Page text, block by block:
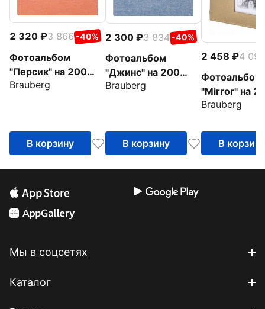
2 320 3 866 -40%
Фотоальбом
"Персик" на 200
фото, персиковый
Brauberg
В корзину
2 300 3 834 -40%
Фотоальбом
"Джинс" на 200
фото, ткань
Brauberg
В корзину
2 458
4 096
Фотоальбом
"Mirror" на
фото
Brauberg
В корзину
Мы в соцсетях
Каталог